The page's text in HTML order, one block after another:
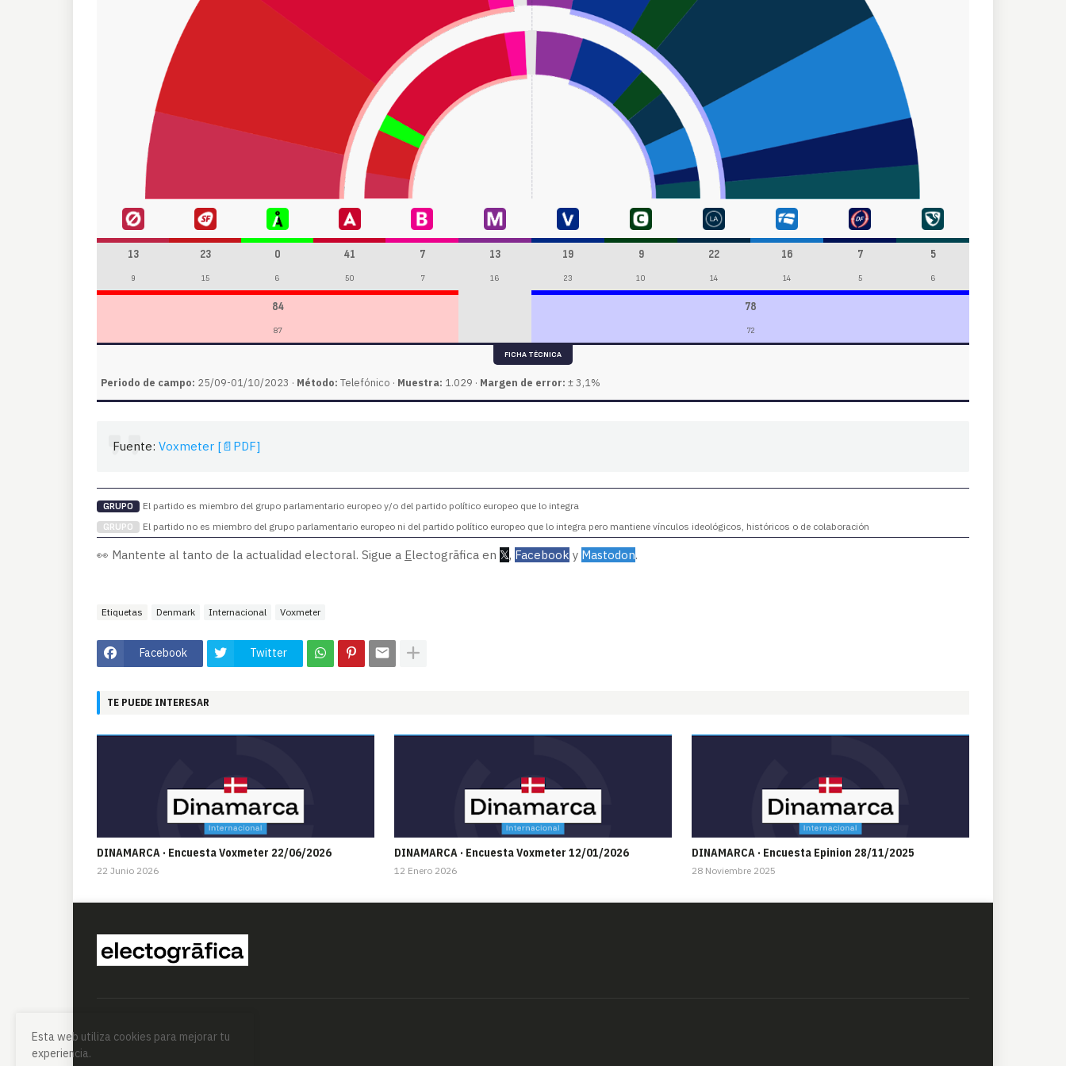
13 23 0 41 7 13 19 9 22 16 7 5
9 15 6 50 7 16 23 10 14 14 5 6
84 78
87 72
FICHA TÉCNICA
Periodo de campo: 25/09-01/10/2023 · Método: Telefónico · Muestra: 1.029 · Margen de error: ± 3,1%
Fuente: Voxmeter [📄PDF]
GRUPO
El partido es miembro del grupo parlamentario europeo y/o del partido político europeo que lo integra
GRUPO
El partido no es miembro del grupo parlamentario europeo ni del partido político europeo que lo integra pero mantiene vínculos ideológicos, históricos o de colaboración
👀 Mantente al tanto de la actualidad electoral. Sigue a Electogrāfica en 𝕏, Facebook y Mastodon.
Etiquetas Denmark Internacional Voxmeter
Facebook Twitter
TE PUEDE INTERESAR
DINAMARCA · Encuesta Voxmeter 22/06/2026
22 Junio 2026
DINAMARCA · Encuesta Voxmeter 12/01/2026
12 Enero 2026
DINAMARCA · Encuesta Epinion 28/11/2025
28 Noviembre 2025
Esta web utiliza cookies para mejorar tu
experiencia.